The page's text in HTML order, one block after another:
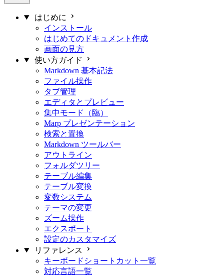
はじめに
インストール
はじめてのドキュメント作成
画面の見方
使い方ガイド
Markdown 基本記法
ファイル操作
タブ管理
エディタとプレビュー
集中モード（臨）
Marp プレゼンテーション
検索と置換
Markdown ツールバー
アウトライン
フォルダツリー
テーブル編集
テーブル変換
変数システム
テーマの変更
ズーム操作
エクスポート
設定のカスタマイズ
リファレンス
キーボードショートカット一覧
対応言語一覧